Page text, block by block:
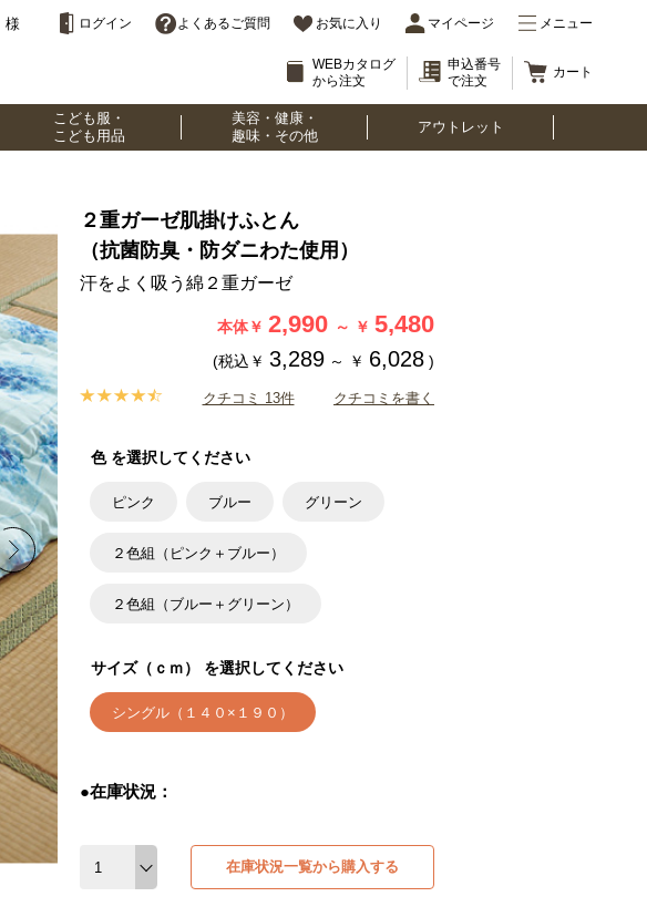
様 ログイン よくあるご質問 お気に入り マイページ メニュー
WEBカタログ
から注文
申込番号
で注文
カート
こども服・
こども用品
美容・健康・
趣味・その他
アウトレット
２重ガーゼ肌掛けふとん
（抗菌防臭・防ダニわた使用）
汗をよく吸う綿２重ガーゼ
本体￥ 2,990 ～ ￥ 5,480
(税込￥ 3,289 ～ ￥ 6,028 )
クチコミ 13件 クチコミを書く
色 を選択してください
ピンク ブルー グリーン
２色組（ピンク＋ブルー）
２色組（ブルー＋グリーン）
サイズ（ｃｍ） を選択してください
シングル（１４０×１９０）
●在庫状況：
在庫状況一覧から購入する